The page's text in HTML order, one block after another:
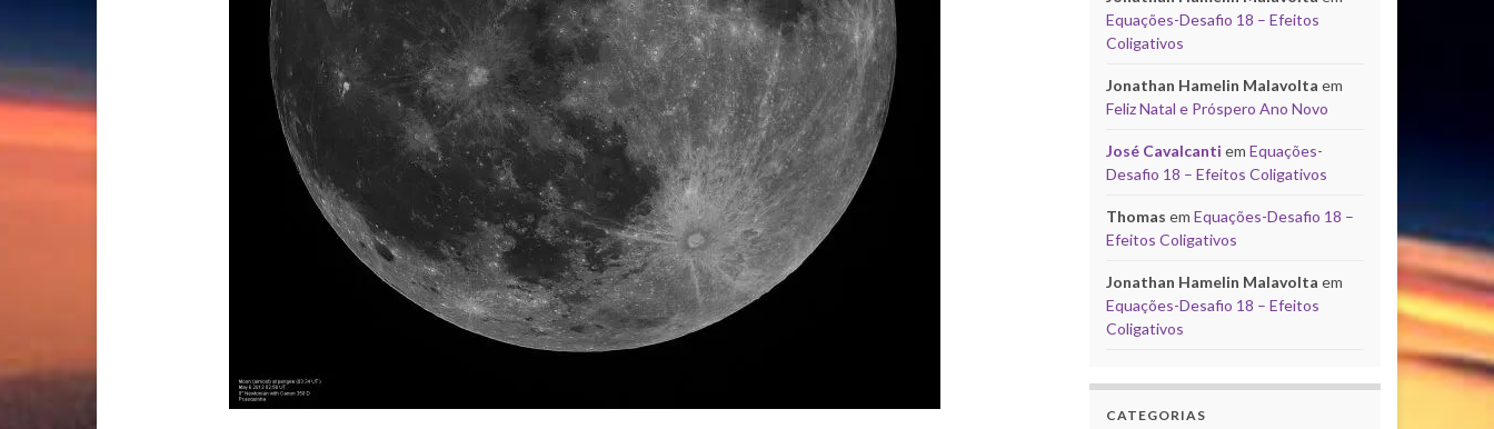
Equações-Desafio 18 – Efeitos
Coligativos
Jonathan Hamelin Malavolta em
Feliz Natal e Próspero Ano Novo
José Cavalcanti em Equações-
Desafio 18 – Efeitos Coligativos
Thomas em Equações-Desafio 18 –
Efeitos Coligativos
Jonathan Hamelin Malavolta em
Equações-Desafio 18 – Efeitos
Coligativos
CATEGORIAS